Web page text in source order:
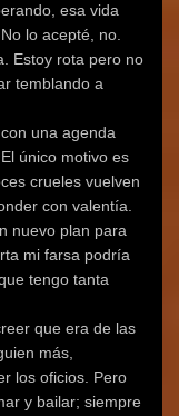
esa vida
lo acepté, no.
Estoy rota pero no
temblando a
una agenda
único motivo es
crueles vuelven
con valentía.
nuevo plan para
mi farsa podría
tengo tanta
que era de las
más,
los oficios. Pero
y bailar; siempre